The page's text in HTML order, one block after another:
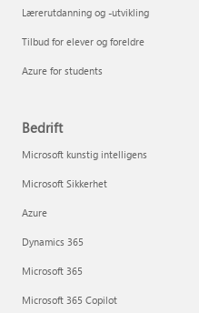
Lærerutdanning og -utvikling
Tilbud for elever og foreldre
Azure for students
Bedrift
Microsoft kunstig intelligens
Microsoft Sikkerhet
Azure
Dynamics 365
Microsoft 365
Microsoft 365 Copilot